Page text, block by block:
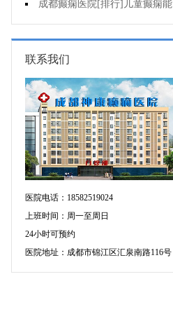
药治羊癫疯哪个好?
成都癫痫医院[排行]儿童癫痫能
治疗好吗?
联系我们
医院电话：18582519024
上班时间：周一至周日
24小时可预约
医院地址：成都市锦江区汇泉南路116号